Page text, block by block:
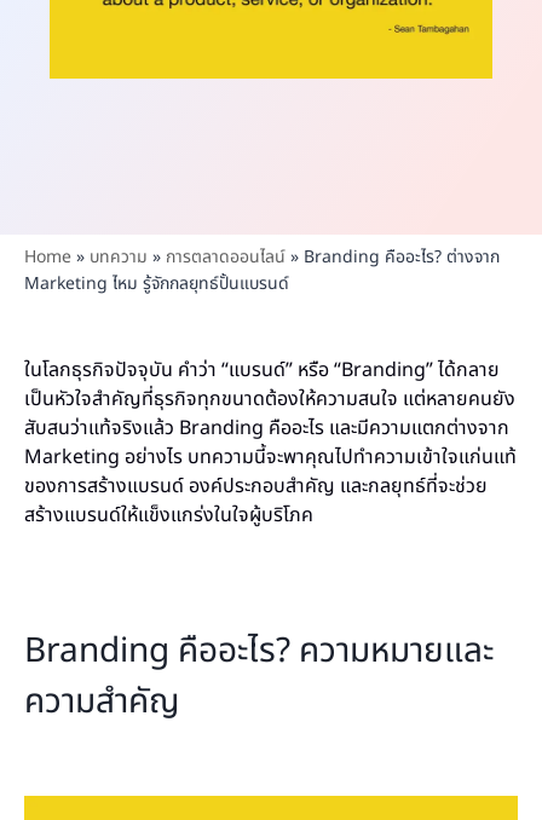
Home» บทความ » การตลาดออนไลน์» Branding คืออะไร? ต่างจาก
Marketing ไหม รู้จักกลยุทธ์ปั้นแบรนด์
ในโลกธุรกิจปัจจุบัน คำว่า “แบรนด์” หรือ “Branding” ได้กลาย
เป็นหัวใจสำคัญที่ธุรกิจทุกขนาดต้องให้ความสนใจ แต่หลายคนยัง
สับสนว่าแท้จริงแล้ว Branding คืออะไร และมีความแตกต่างจาก
Marketing อย่างไร บทความนี้จะพาคุณไปทำความเข้าใจแก่นแท้
ของการสร้างแบรนด์ องค์ประกอบสำคัญ และกลยุทธ์ที่จะช่วย
สร้างแบรนด์ให้แข็งแกร่งในใจผู้บริโภค
Branding คืออะไร? ความหมายและ
ความสำคัญ